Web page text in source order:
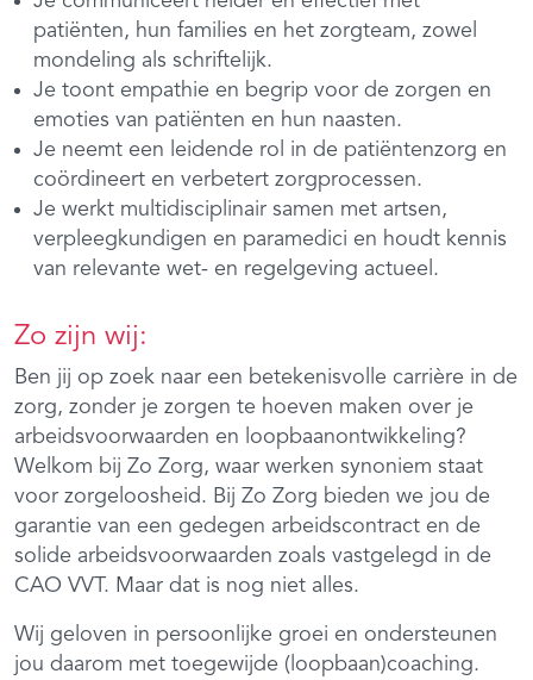
patiënten, hun families en het zorgteam, zowel
mondeling als schriftelijk.
Je toont empathie en begrip voor de zorgen en
emoties van patiënten en hun naasten.
Je neemt een leidende rol in de patiëntenzorg en
coördineert en verbetert zorgprocessen.
Je werkt multidisciplinair samen met artsen,
verpleegkundigen en paramedici en houdt kennis
van relevante wet- en regelgeving actueel.
Zo zijn wij:
Ben jij op zoek naar een betekenisvolle carrière in de
zorg, zonder je zorgen te hoeven maken over je
arbeidsvoorwaarden en loopbaanontwikkeling?
Welkom bij Zo Zorg, waar werken synoniem staat
voor zorgeloosheid. Bij Zo Zorg bieden we jou de
garantie van een gedegen arbeidscontract en de
solide arbeidsvoorwaarden zoals vastgelegd in de
CAO VVT. Maar dat is nog niet alles.
Wij geloven in persoonlijke groei en ondersteunen
jou daarom met toegewijde (loopbaan)coaching.